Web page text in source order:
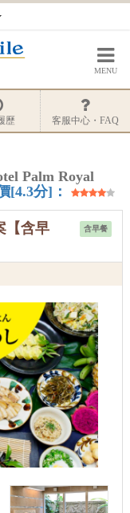
MENU
歷 客服中心・FAQ
Palm Royal
[4.3分]：
含早餐
【含早